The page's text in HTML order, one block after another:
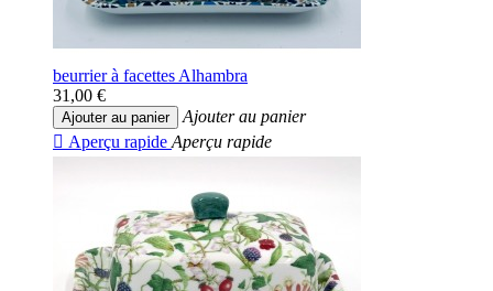
beurrier à facettes Alhambra
31,00 €
Ajouter au panier
Ajouter au panier
 Aperçu rapide Aperçu rapide